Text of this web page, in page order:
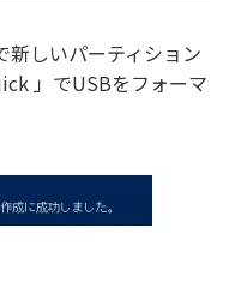
しいパーティション
」でUSBをフォーマ